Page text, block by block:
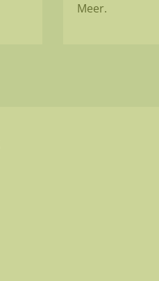
Meer.